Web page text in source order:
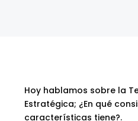
Hoy hablamos sobre la
Estratégica; ¿En qué
características tiene?.